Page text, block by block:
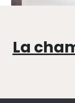
La